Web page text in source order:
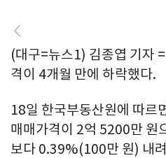
(대구=뉴스1) 김종엽 기자
격이 4개월 만에 하락했다.
18일 한국부동산원에 따르
매매가격이 2억 5200만 원
보다 0.39%(100만 원) 내